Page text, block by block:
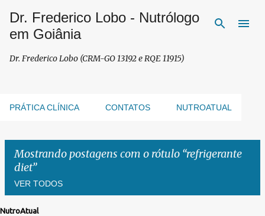
Pular para o conteúdo principal
Dr. Frederico Lobo - Nutrólogo
em Goiânia
Dr. Frederico Lobo (CRM-GO 13192 e RQE 11915)
PRÁTICA CLÍNICA CONTATOS NUTROATUAL
Mostrando postagens com o rótulo refrigerante
diet
VER TODOS
NutroAtual